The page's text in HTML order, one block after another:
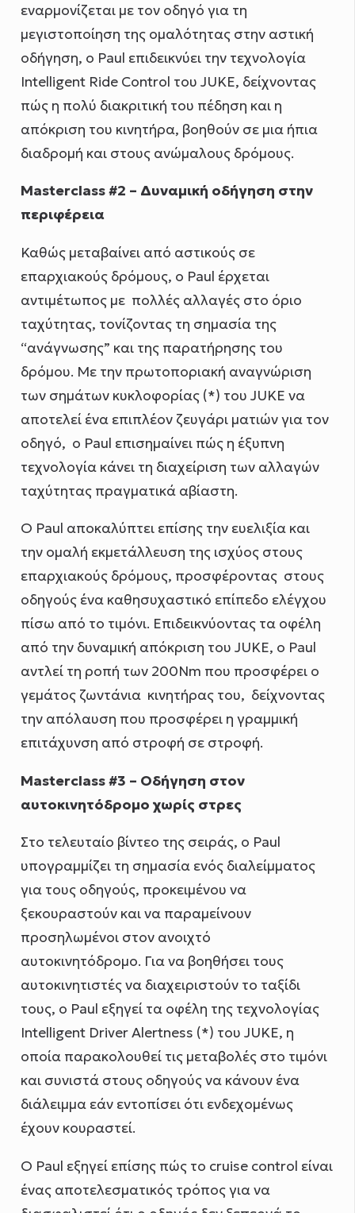
εναρμονίζεται με τον οδηγό για τη
μεγιστοποίηση της ομαλότητας στην αστική
οδήγηση, ο Paul επιδεικνύει την τεχνολογία
Intelligent Ride Control του JUKE, δείχνοντας
πώς η πολύ διακριτική του πέδηση και η
απόκριση του κινητήρα, βοηθούν σε μια ήπια
διαδρομή και στους ανώμαλους δρόμους.
Masterclass #2 – Δυναμική οδήγηση στην
περιφέρεια
Καθώς μεταβαίνει από αστικούς σε
επαρχιακούς δρόμους, ο Paul έρχεται
αντιμέτωπος με πολλές αλλαγές στο όριο
ταχύτητας, τονίζοντας τη σημασία της
“ανάγνωσης” και της παρατήρησης του
δρόμου. Με την πρωτοποριακή αναγνώριση
των σημάτων κυκλοφορίας (*) του JUKE να
αποτελεί ένα επιπλέον ζευγάρι ματιών για τον
οδηγό, ο Paul επισημαίνει πώς η έξυπνη
τεχνολογία κάνει τη διαχείριση των αλλαγών
ταχύτητας πραγματικά αβίαστη.
Ο Paul αποκαλύπτει επίσης την ευελιξία και
την ομαλή εκμετάλλευση της ισχύος στους
επαρχιακούς δρόμους, προσφέροντας στους
οδηγούς ένα καθησυχαστικό επίπεδο ελέγχου
πίσω από το τιμόνι. Επιδεικνύοντας τα οφέλη
από την δυναμική απόκριση του JUKE, ο Paul
αντλεί τη ροπή των 200Nm που προσφέρει ο
γεμάτος ζωντάνια κινητήρας του, δείχνοντας
την απόλαυση που προσφέρει η γραμμική
επιτάχυνση από στροφή σε στροφή.
Masterclass #3 – Οδήγηση στον
αυτοκινητόδρομο χωρίς στρες
Στο τελευταίο βίντεο της σειράς, ο Paul
υπογραμμίζει τη σημασία ενός διαλείμματος
για τους οδηγούς, προκειμένου να
ξεκουραστούν και να παραμείνουν
προσηλωμένοι στον ανοιχτό
αυτοκινητόδρομο. Για να βοηθήσει τους
αυτοκινητιστές να διαχειριστούν το ταξίδι
τους, ο Paul εξηγεί τα οφέλη της τεχνολογίας
Intelligent Driver Alertness (*) του JUKE, η
οποία παρακολουθεί τις μεταβολές στο τιμόνι
και συνιστά στους οδηγούς να κάνουν ένα
διάλειμμα εάν εντοπίσει ότι ενδεχομένως
έχουν κουραστεί.
Ο Paul εξηγεί επίσης πώς το cruise control είναι
ένας αποτελεσματικός τρόπος για να